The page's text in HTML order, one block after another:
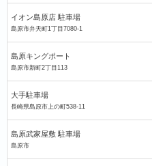
イオン島原店 駐車場
島原市弁天町1丁目7080-1
島原キングポート
島原市新町2丁目113
大手駐車場
長崎県島原市上の町538-11
島原武家屋敷 駐車場
島原市